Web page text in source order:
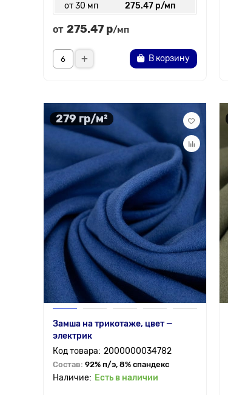
от 30 мп
275.47 р/мп
от 275.47 р/мп
В корзину
279 гр/м²
Замша на трикотаже, цвет —
электрик
2000000034782
Состав: 92% п/э, 8% спандекс
Есть в наличии